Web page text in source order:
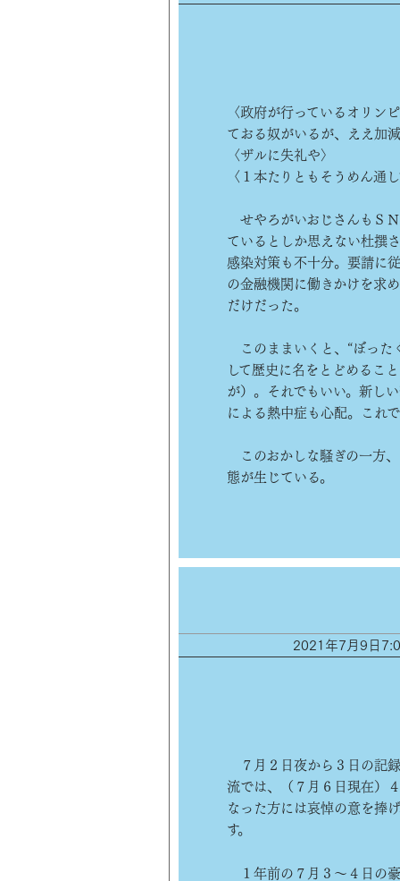
〈政府が行っているオリン
ておる奴がいるが、ええ加
〈ザルに失礼や〉
〈１本たりともそうめん通
せやろがいおじさんもＳ
ているとしか思えない杜撰
感染対策も不十分。要請に
の金融機関に働きかけを求
だけだった。
このままいくと、“ぼった
して歴史に名をとどめるこ
が）。それでもいい。新し
による熱中症も心配。これ
このおかしな騒ぎの一方
態が生じている。
2021年7月9日
７月２日夜から３日の記
流では、（７月６日現在）
なった方には哀悼の意を捧
す。
１年前の７月３～４日の